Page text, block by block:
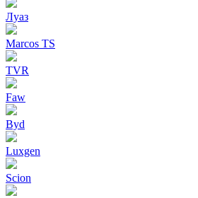
Луаз
Marcos TS
TVR
Faw
Byd
Luxgen
Scion